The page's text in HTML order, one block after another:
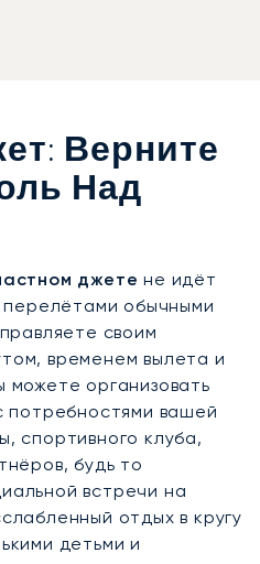
Верните
Над
джете не идёт
перелётами обычными
своим
временем вылета и
организовать
потребностями вашей
спортивного клуба,
будь то
встречи на
отдых в кругу
детьми и